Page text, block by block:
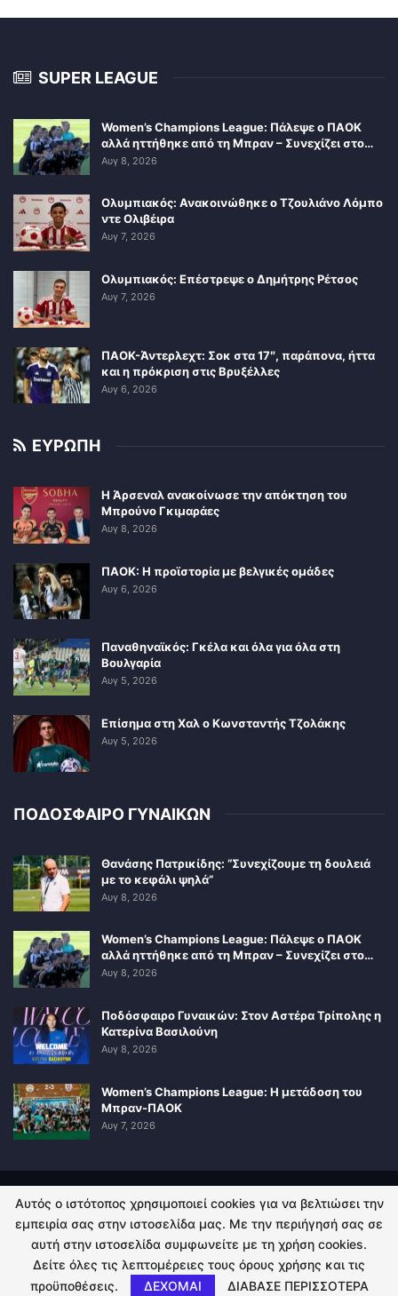
SUPER LEAGUE
Women’s Champions League: Πάλεψε ο ΠΑΟΚ
αλλά ηττήθηκε από τη Μπραν – Συνεχίζει στο…
Αυγ 8, 2026
Ολυμπιακός: Ανακοινώθηκε ο Τζουλιάνο Λόμπο
ντε Ολιβέιρα
Αυγ 7, 2026
Ολυμπιακός: Επέστρεψε ο Δημήτρης Ρέτσος
Αυγ 7, 2026
ΠΑΟΚ-Άντερλεχτ: Σοκ στα 17″, παράπονα, ήττα
και η πρόκριση στις Βρυξέλλες
Αυγ 6, 2026
ΕΥΡΩΠΗ
Η Άρσεναλ ανακοίνωσε την απόκτηση του
Μπρούνο Γκιμαράες
Αυγ 8, 2026
ΠΑΟΚ: Η προϊστορία με βελγικές ομάδες
Αυγ 6, 2026
Παναθηναϊκός: Γκέλα και όλα για όλα στη
Βουλγαρία
Αυγ 5, 2026
Επίσημα στη Χαλ ο Κωνσταντής Τζολάκης
Αυγ 5, 2026
ΠΟΔΟΣΦΑΙΡΟ ΓΥΝΑΙΚΩΝ
Θανάσης Πατρικίδης: “Συνεχίζουμε τη δουλειά
με το κεφάλι ψηλά”
Αυγ 8, 2026
Women’s Champions League: Πάλεψε ο ΠΑΟΚ
αλλά ηττήθηκε από τη Μπραν – Συνεχίζει στο…
Αυγ 8, 2026
Ποδόσφαιρο Γυναικών: Στον Αστέρα Τρίπολης η
Κατερίνα Βασιλούνη
Αυγ 8, 2026
Women’s Champions League: Η μετάδοση του
Μπραν-ΠΑΟΚ
Αυγ 7, 2026
ΠΟΛΙΤΙΚΗ ΑΠΟΡΡΗΤΟΥ ΕΠΙΚΟΙΝΩΝΙΑ
© 2026 - Kingsport.gr. All Rights Reserved.
Αυτός ο ιστότοπος χρησιμοποιεί cookies για να βελτιώσει την
εμπειρία σας στην ιστοσελίδα μας. Με την περιήγησή σας σε
αυτή στην ιστοσελίδα συμφωνείτε με τη χρήση cookies.
Δείτε όλες τις λεπτομέρειες τους όρους χρήσης και τις
προϋποθέσεις.
ΔΕΧΟΜΑΙ ΔΙΑΒΑΣΕ ΠΕΡΙΣΣΟΤΕΡΑ